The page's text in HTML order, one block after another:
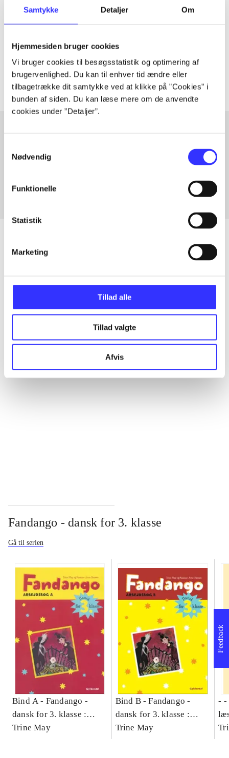
Samtykke Detaljer Om
Hjemmesiden bruger cookies
Vi bruger cookies til besøgsstatistik og optimering af
brugervenlighed. Du kan til enhver tid ændre eller
tilbagetrække dit samtykke ved at klikke på ”Cookies” i
bunden af siden. Du kan læse mere om de anvendte
cookies under ”Detaljer”.
Nødvendig
Funktionelle
Statistik
Marketing
Tillad alle
Tillad valgte
Afvis
Tidsskrift
Artiklerne i handler ofte om
Artikler med samme emner
Alle registrerede artikler fordelt på udgivelser
...
...
...
Fandango - dansk for 3. klasse
Gå til serien
Bind A - Fandango -
dansk for 3. klasse :
grundbog -- Arbejdsbog.
Trine May
Bind B -Fandango -
dansk for 3. klasse :
grundbog -- Arbejdsbog.
Trine May
- -
-
Feedback